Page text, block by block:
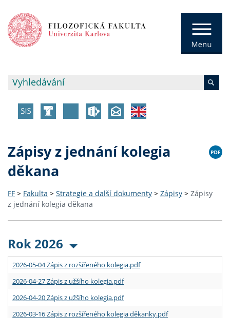
Zápisy z jednání kolegia
děkana
FF > Fakulta > Strategie a další dokumenty > Zápisy > Zápisy
z jednání kolegia děkana
Rok 2026
2026-05-04 Zápis z rozšířeného kolegia.pdf
2026-04-27 Zápis z užšího kolegia.pdf
2026-04-20 Zápis z užšího kolegia.pdf
2026-03-16 Zápis z rozšířeného kolegia děkanky.pdf